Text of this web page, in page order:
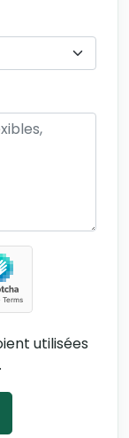
utilisées